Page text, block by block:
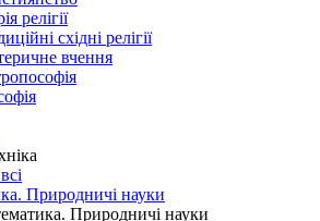
релігії
східні релігії
вчення
Природничі науки
Природничі науки